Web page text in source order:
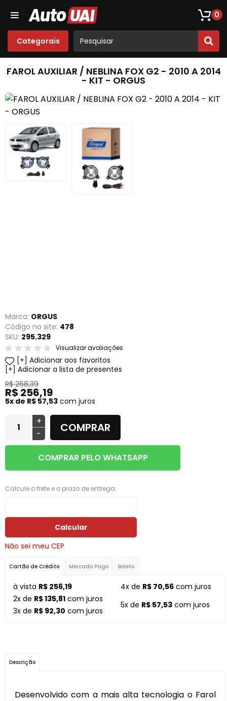
0
Categorais
Loja De Peças De Fusca Som
FAROL AUXILIAR / NEBLINA FOX G2 - 2010 A 2014
- KIT - ORGUS
Marca: ORGUS
Código no site: 478
SKU: 295.329
Visualizar avaliações
Adicionar aos favoritos
Adicionar a lista de presentes
R$ 268,39
R$ 256,19
5x de R$ 57,53 com juros
+
-
COMPRAR
COMPRAR PELO WHATSAPP
Calcule o frete e o prazo de entrega.
Calcular
Não sei meu CEP
Cartão de Crédito Mercado Pago Boleto
à vista R$ 256,19
2x de R$ 135,81 com juros
3x de R$ 92,30 com juros
4x de R$ 70,56com juros
5x de R$ 57,53com juros
Descrição
Desenvolvido com a mais alta tecnologia o Farol